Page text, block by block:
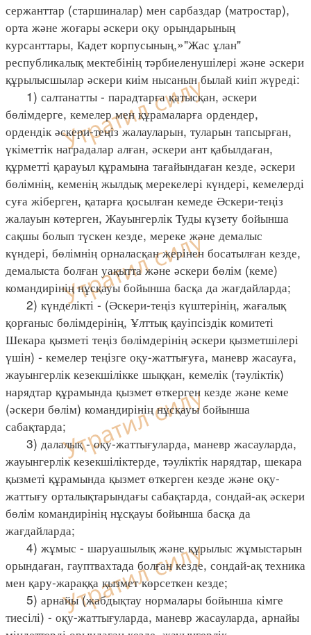
сержанттар (старшиналар) мен сарбаздар (матростар),
орта және жоғары әскери оқу орындарының
курсанттары, Кадет корпусының,»"Жас ұлан"
республикалық мектебінің тәрбиеленушілері және әскери
құрылысшылар әскери киім нысанын былай киіп жүреді:
1) салтанатты - парадтарға қатысқан, әскери
бөлімдерге, кемелер мен құрамаларға ордендер,
ордендік әскери-теңіз жалауларын, туларын тапсырған,
үкіметтік наградалар алған, әскери ант қабылдаған,
құрметті қарауыл құрамына тағайындаған кезде, әскери
бөлімнің, кеменің жылдық мерекелері күндері, кемелерді
суға жіберген, қатарға қосылған кемеде Әскери-теңіз
жалауын көтерген, Жауынгерлік Туды күзету бойынша
сақшы болып түскен кезде, мереке және демалыс
күндері, бөлімнің орналасқан жерінен босатылған кезде,
демалыста болған уақытта және әскери бөлім (кеме)
командирінің нұсқауы бойынша басқа да жағдайларда;
2) күнделікті - (Әскери-теңіз күштерінің, жағалық
қорғаныс бөлімдерінің, Ұлттық қауіпсіздік комитеті
Шекара қызметі теңіз бөлімдерінің әскери қызметшілері
үшін) - кемелер теңізге оқу-жаттығуға, маневр жасауға,
жауынгерлік кезекшілікке шыққан, кемелік (тәуліктік)
нарядтар құрамында қызмет өткерген кезде және кеме
(әскери бөлім) командирінің нұсқауы бойынша
сабақтарда;
3) далалық - оқу-жаттығуларда, маневр жасауларда,
жауынгерлік кезекшіліктерде, тәуліктік нарядтар, шекара
қызметі құрамында қызмет өткерген кезде және оқу-
жаттығу орталықтарындағы сабақтарда, сондай-ақ әскери
бөлім командирінің нұсқауы бойынша басқа да
жағдайларда;
4) жұмыс - шаруашылық және құрылыс жұмыстарын
орындаған, гауптвахтада болған кезде, сондай-ақ техника
мен қару-жараққа қызмет көрсеткен кезде;
5) арнайы (жабдықтау нормалары бойынша кімге
тиесілі) - оқу-жаттығуларда, маневр жасауларда, арнайы